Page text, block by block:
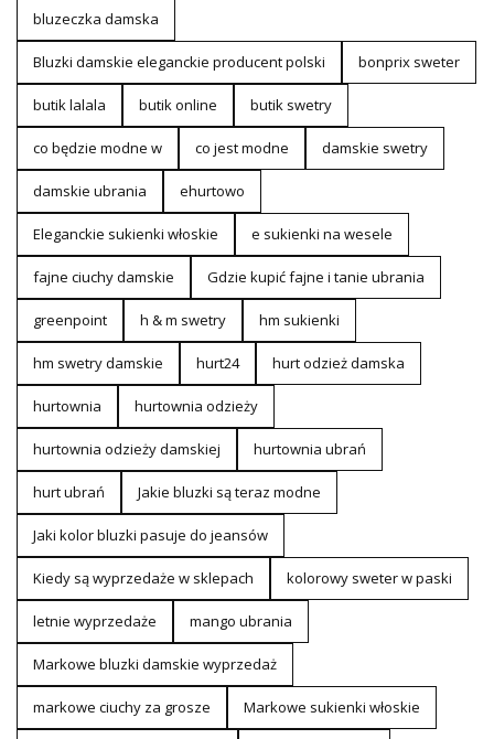
bluzeczka damska
Bluzki damskie eleganckie producent polski bonprix sweter
butik lalala butik online butik swetry
co będzie modne w co jest modne damskie swetry
damskie ubrania ehurtowo
Eleganckie sukienki włoskie e sukienki na wesele
fajne ciuchy damskie Gdzie kupić fajne i tanie ubrania
greenpoint h & m swetry hm sukienki
hm swetry damskie hurt24 hurt odzież damska
hurtownia hurtownia odzieży
hurtownia odzieży damskiej hurtownia ubrań
hurt ubrań Jakie bluzki są teraz modne
Jaki kolor bluzki pasuje do jeansów
Kiedy są wyprzedaże w sklepach kolorowy sweter w paski
letnie wyprzedaże mango ubrania
Markowe bluzki damskie wyprzedaż
markowe ciuchy za grosze Markowe sukienki włoskie